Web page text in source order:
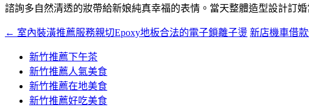
諮詢多自然清透的妝帶給新娘純真幸福的表情。當天整體造型設計訂婚
文
← 室內裝潢推薦服務親切Epoxy地板合法的電子鎖離子燙 新店機車借
新竹推薦下午茶
新竹推薦人氣美食
新竹推薦在地美食
新竹推薦好吃美食